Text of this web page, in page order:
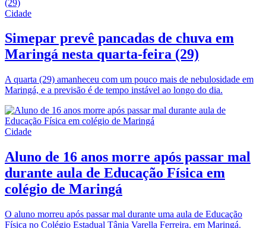
Cidade
Simepar prevê pancadas de chuva em
Maringá nesta quarta-feira (29)
A quarta (29) amanheceu com um pouco mais de nebulosidade em
Maringá, e a previsão é de tempo instável ao longo do dia.
Cidade
Aluno de 16 anos morre após passar mal
durante aula de Educação Física em
colégio de Maringá
O aluno morreu após passar mal durante uma aula de Educação
Física no Colégio Estadual Tânia Varella Ferreira, em Maringá.